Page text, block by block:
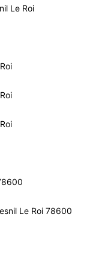
Le Roi
Le Roi 78600